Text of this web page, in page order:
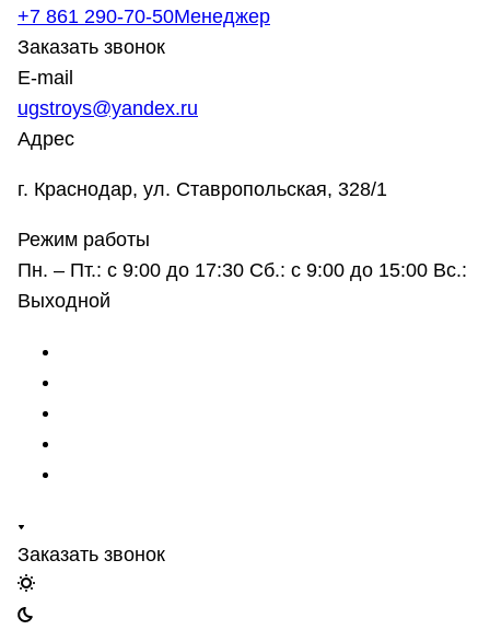
+7 861 290-70-50Менеджер
Заказать звонок
E-mail
ugstroys@yandex.ru
Адрес
г. Краснодар, ул. Ставропольская, 328/1
Режим работы
Пн. – Пт.: с 9:00 до 17:30 Сб.: с 9:00 до 15:00 Вс.:
Выходной
Заказать звонок